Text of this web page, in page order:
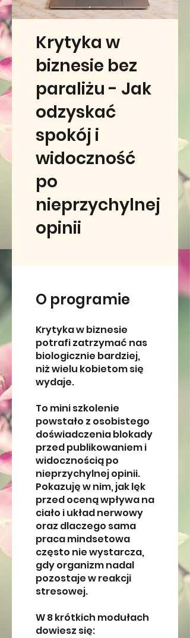
Krytyka w
biznesie bez
paraliżu - Jak
odzyskać
spokój i
widoczność
po
nieprzychylnej
opinii
O programie
Krytyka w biznesie
potrafi zatrzymać nas
biologicznie bardziej,
niż wielu kobietom się
wydaje.
To mini szkolenie
powstało z osobistego
doświadczenia blokady
przed publikowaniem i
widocznością po
nieprzychylnej opinii.
Pokazuję w nim, jak lęk
przed oceną wpływa na
ciało i układ nerwowy
oraz dlaczego sama
praca mindsetowa
często nie wystarcza,
gdy organizm nadal
pozostaje w reakcji
stresowej.
W 8 krótkich modułach
dowiesz się: